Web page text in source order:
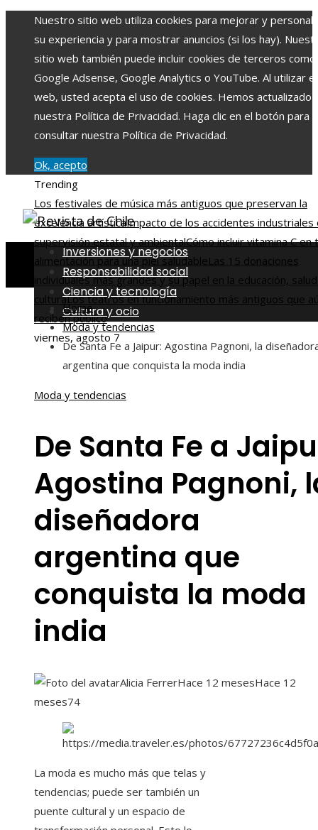
Nuestro sitio web utiliza cookies para mejorar y
su experiencia y para mostrar anuncios (si los hay).
sitio web también puede incluir cookies de terceros como
Google Adsense, Google Analytics o YouTube. Al utilizar
web, usted acepta el uso de cookies. Hemos actualizado
nuestra Política de Privacidad. Haga clic en el botón para
consultar nuestra Política de Privacidad.
Ok, acepto
Trending
Los festivales de música más antiguos que preservan la
excelencia artísticaImpacto de los accidentes industriales
supervisión estatal y ambientalCómo incluir vitamina C en
alimentación para una piel saludableLas 15 donaciones
individuales más grandes y su papel en la educación,
culturaLos teatros en funcionamiento más antiguos que
reciben público
viernes, agosto 7
Inversiones y negocios
Responsabilidad social
Ciencia y tecnología
Cultura y ocio
Home
Moda y tendencias
De Santa Fe a Jaipur: Agostina Pagnoni, la
argentina que conquista la moda india
Moda y tendencias
De Santa Fe a
Agostina Pagnoni,
diseñadora
argentina que
conquista la moda
india
Alicia FerrerHace 12 mesesHace 12
meses74
La moda es mucho más que telas y
tendencias; puede ser también un
puente cultural y un espacio de